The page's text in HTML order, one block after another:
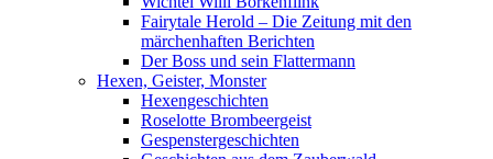
Fairytale Herold – Die Zeitung mit den
märchenhaften Berichten
Der Boss und sein Flattermann
Hexen, Geister, Monster
Hexengeschichten
Roselotte Brombeergeist
Gespenstergeschichten